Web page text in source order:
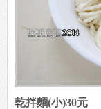
乾拌麵(小)30元